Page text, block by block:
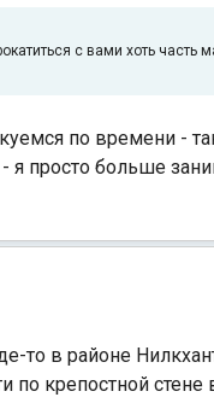
с вами хоть
по времени -
я просто больше
то в районе
по крепостной